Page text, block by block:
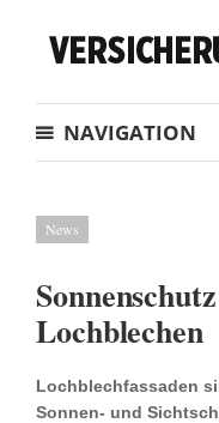
NAVIGATION
News
Lochblechen
Lochblechfassaden
Sonnen- und